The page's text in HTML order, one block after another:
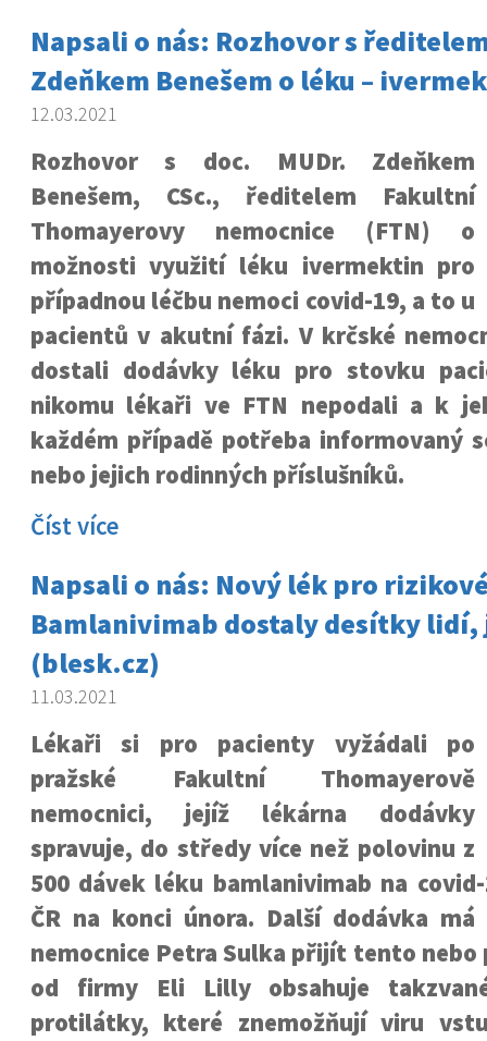
Napsali o nás: Rozhovor s
Zdeňkem Benešem o léku –
12.03.2021
Rozhovor s doc. MUDr. Zdeňkem
Benešem, CSc., ředitelem Fakultní
Thomayerovy nemocnice (FTN) o
možnosti využití léku ivermektin pro
případnou léčbu nemoci covid-19, a to u
pacientů v akutní fázi. V krčské
dostali dodávky léku pro stovku
nikomu lékaři ve FTN nepodali a k
každém případě potřeba informovaný
nebo jejich rodinných příslušníků.
Číst více
Napsali o nás: Nový lék pro
Bamlanivimab dostaly desítky lidí,
(blesk.cz)
11.03.2021
Lékaři si pro pacienty vyžádali po
pražské Fakultní Thomayerově
nemocnici, jejíž lékárna dodávky
spravuje, do středy více než polovinu z
500 dávek léku bamlanivimab na
ČR na konci února. Další dodávka
nemocnice Petra Sulka přijít tento
od firmy Eli Lilly obsahuje
protilátky, které znemožňují viru